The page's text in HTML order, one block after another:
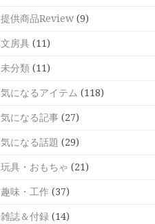
提供商品Review (9)
文房具 (11)
未分類 (11)
気になるアイテム (118)
気になる記事 (27)
気になる話題 (29)
玩具・おもちゃ (21)
趣味・工作 (37)
雑誌＆付録 (14)